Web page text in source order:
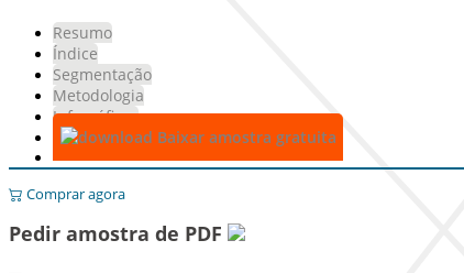
Resumo
Índice
Segmentação
Metodologia
Infográficos
Baixar amostra gratuita
Comprar agora
Pedir amostra de PDF